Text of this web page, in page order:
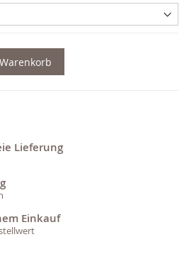
Lieferung
Einkauf